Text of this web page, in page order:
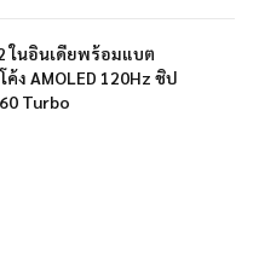
ในอินเดียพร้อมแบต
ค้ง AMOLED 120Hz ชิป
Turbo